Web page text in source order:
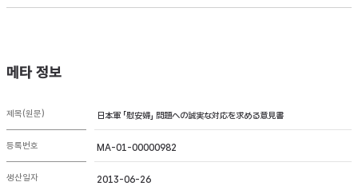
메타 정보
제목(원문) 日本軍 「慰安婦」 問題への誠実な対応を求める意見書
등록번호 MA-01-00000982
생산일자 2013-06-26